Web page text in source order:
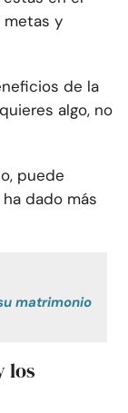
metas y
de la
algo, no
puede
dado más
matrimonio
los